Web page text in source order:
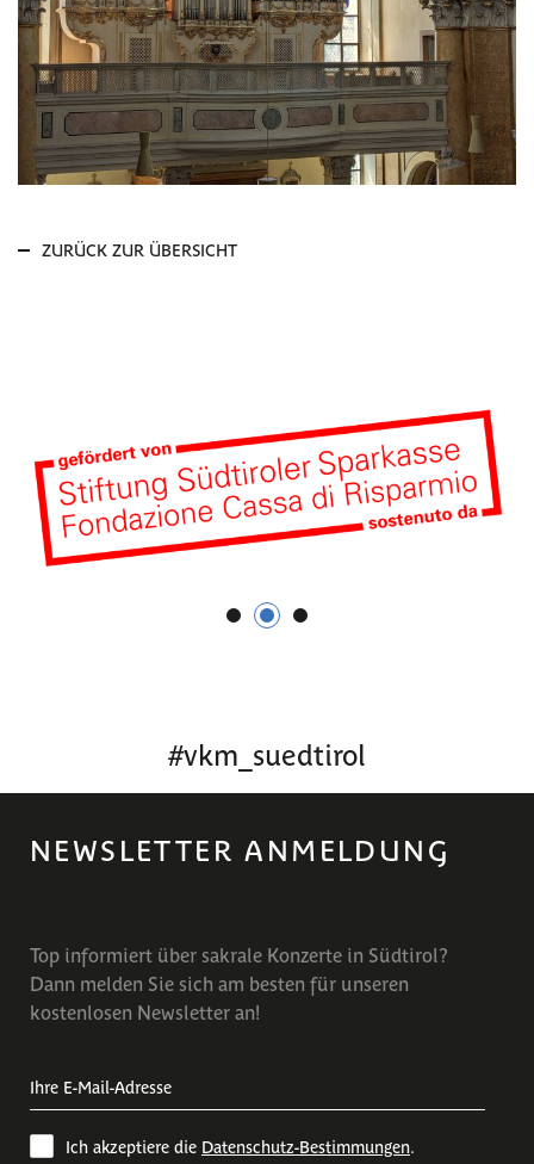
ZURÜCK ZUR ÜBERSICHT
1 2 3
#vkm_suedtirol
NEWSLETTER ANMELDUNG
Top informiert über sakrale Konzerte in Südtirol?
Dann melden Sie sich am besten für unseren
kostenlosen Newsletter an!
Ich akzeptiere die Datenschutz-Bestimmungen.